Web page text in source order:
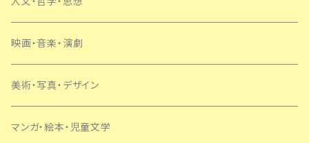
SF・ミステリー
映画・音楽・演劇
美術・写真・デザイン
マンガ・絵本・児童文学